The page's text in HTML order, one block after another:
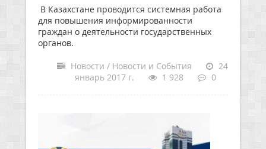
В Казахстане проводится системная работа
для повышения информированности
граждан о деятельности государственных
органов.
Новости / Новости и События
24
январь 2017 г.
1 928 0